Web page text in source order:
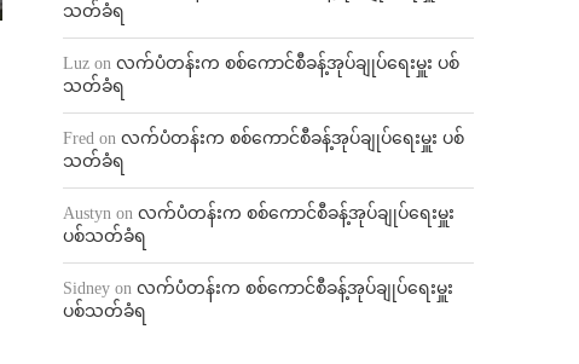
သတ်ခံရ
Luz on လက်ပံတန်းက စစ်ကောင်စီခန့်အုပ်ချုပ်ရေးမှူး ပစ်
သတ်ခံရ
Fred on လက်ပံတန်းက စစ်ကောင်စီခန့်အုပ်ချုပ်ရေးမှူး ပစ်
သတ်ခံရ
Austyn on လက်ပံတန်းက စစ်ကောင်စီခန့်အုပ်ချုပ်ရေးမှူး
ပစ်သတ်ခံရ
Sidney on လက်ပံတန်းက စစ်ကောင်စီခန့်အုပ်ချုပ်ရေးမှူး
ပစ်သတ်ခံရ